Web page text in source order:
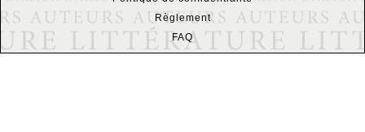
Règlement
FAQ